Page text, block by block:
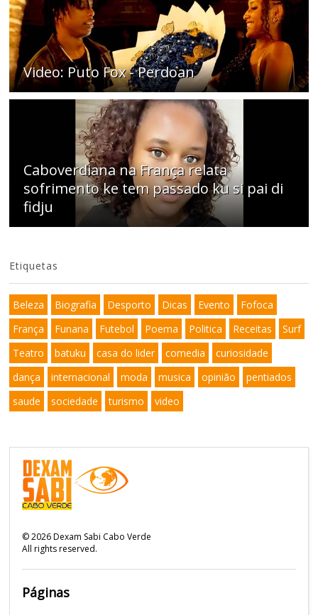
Video: Puto Fox - Perdoan
Caboverdiana na França relata
sofrimento ke tem passado ku si pai di
fidju
Etiquetas
Beleza Biografia Desporto Dicas Evento
Fofoca
França
Funana Futebol Poema Politica Receitas
Surf
Teatro
batuku casa do lider comedia
curiosidade
dança
internacional moda musica opinião
pentiados
saude
sociedade turismo video
©2026Dexam Sabi Cabo Verde
All rights reserved.
Páginas